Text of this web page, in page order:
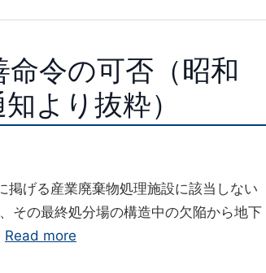
令の可否（昭和
より抜粋）
げる産業廃棄物処理施設に該当しない
その最終処分場の構造中の欠陥から地下
Read more